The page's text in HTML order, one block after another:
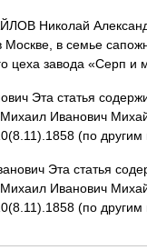
Николай
в семье
цеха завода «Серп
Эта статья
Михаил Иванович
(по
Эта статья
Михаил Иванович
(по